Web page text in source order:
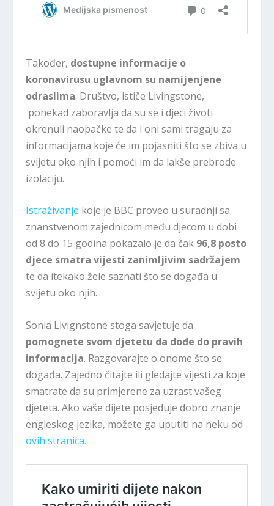
Također, dostupne informacije o
koronavirusu uglavnom su namijenjene
odraslima. Društvo, ističe Livingstone,
ponekad zaboravlja da su se i djeci životi
okrenuli naopačke te da i oni sami tragaju za
informacijama koje će im pojasniti što se zbiva u
svijetu oko njih i pomoći im da lakše prebrode
izolaciju.
Istraživanje koje je BBC proveo u suradnji sa
znanstvenom zajednicom među djecom u dobi
od 8 do 15 godina pokazalo je da čak 96,8 posto
djece smatra vijesti zanimljivim sadržajem
te da itekako žele saznati što se događa u
svijetu oko njih.
Sonia Livignstone stoga savjetuje da
pomognete svom djetetu da dođe do pravih
informacija. Razgovarajte o onome što se
događa. Zajedno čitajte ili gledajte vijesti za koje
smatrate da su primjerene za uzrast vašeg
djeteta. Ako vaše dijete posjeduje dobro znanje
engleskog jezika, možete ga uputiti na neku od
ovih stranica.